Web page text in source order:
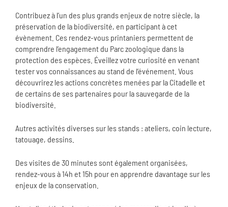
Contribuez à l’un des plus grands enjeux de notre siècle, la
préservation de la biodiversité, en participant à cet
évènement. Ces rendez-vous printaniers permettent de
comprendre l’engagement du Parc zoologique dans la
protection des espèces. Éveillez votre curiosité en venant
tester vos connaissances au stand de l’événement. Vous
découvrirez les actions concrètes menées par la Citadelle et
de certains de ses partenaires pour la sauvegarde de la
biodiversité.
Autres activités diverses sur les stands : ateliers, coin lecture,
tatouage, dessins.
Des visites de 30 minutes sont également organisées,
rendez-vous à 14h et 15h pour en apprendre davantage sur les
enjeux de la conservation.